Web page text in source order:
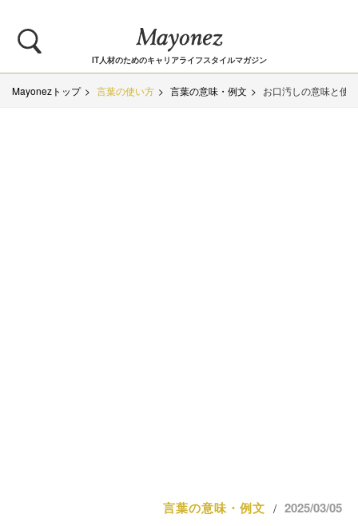
IT人材のためのキャリアライフスタイルマガジン
Mayonezトップ 言葉の使い方 言葉の意味・例文 お口汚しの意味と使
言葉の意味・例文 / 2025/03/05